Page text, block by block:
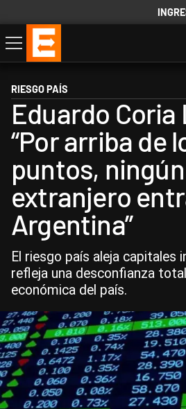
Economía
Política
Internacional
Actualidad
Descargá la App
RIESGO PAÍS
Eduardo Coria
“Por arriba de
puntos,
extranjero
Argentina”
El riesgo país aleja capitales
refleja una desconfianza
económica del país.